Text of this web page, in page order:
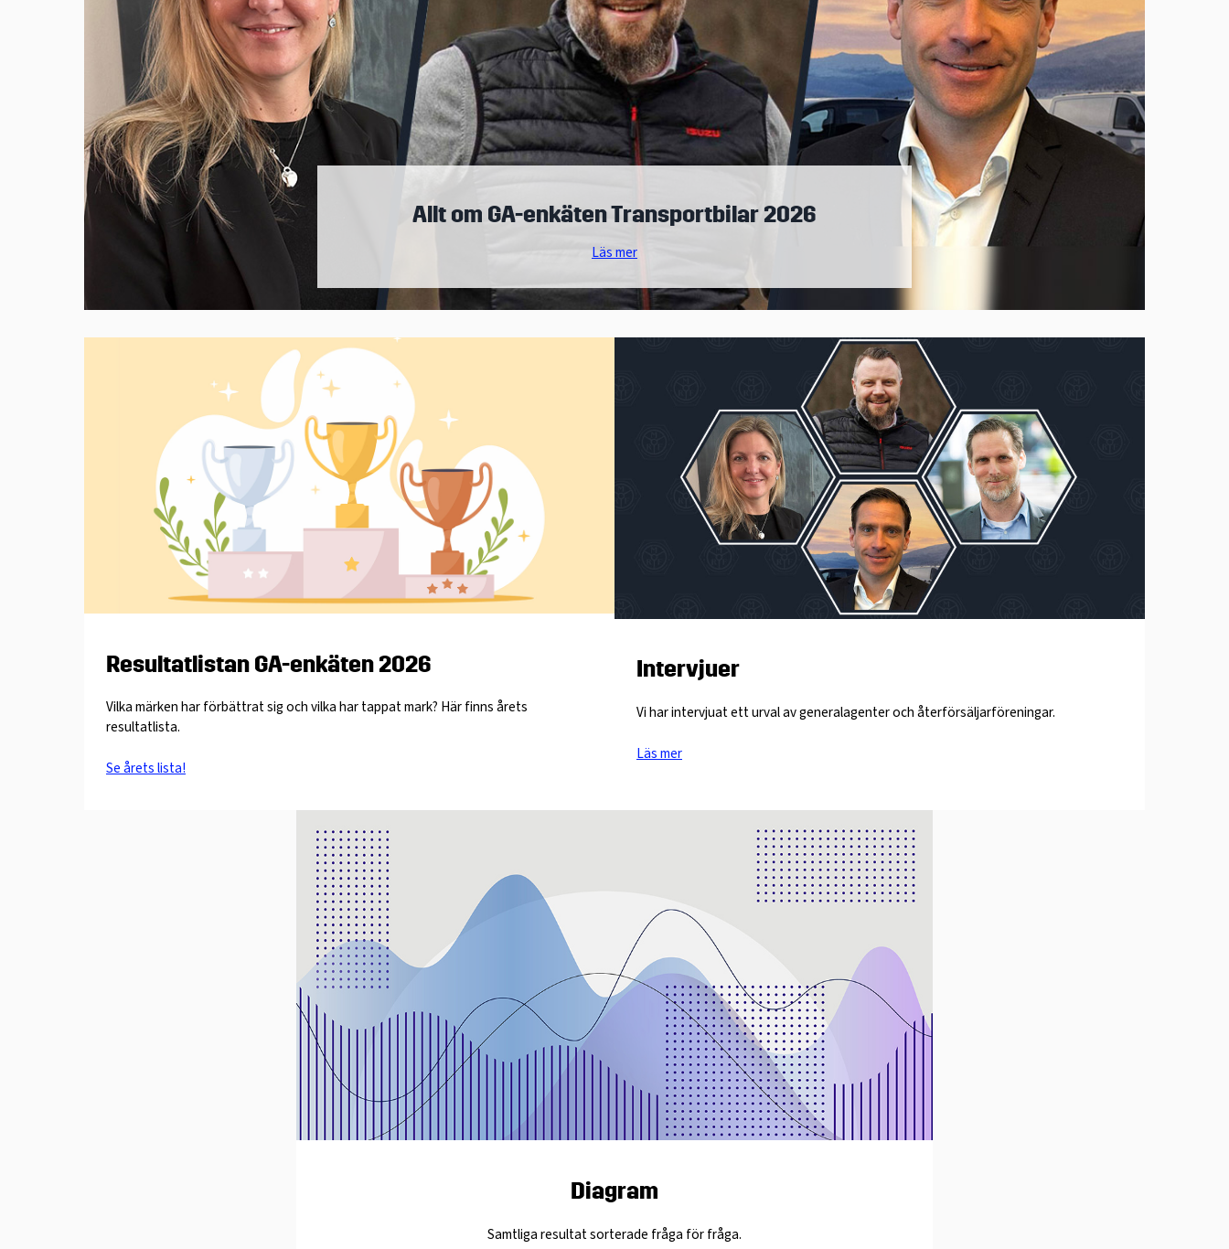
Bli ett MRF-företag
Bli ett MRF-företag
Medlemsavgift
Sök medlem
Kolla in dina medlemsförmåner
Rådgivning
Visa dina lediga jobb
Kampanj i sociala medier
Kampanjen fortsätter att rulla
Marknadsmaterial
Presentation MRF (pdf)
Broschyrer
GA-enkäten Tunga lastbilar 2026
Lack-& skadekonferensen
MRFs Bildagar och Branschdag
tunga fordon 2024
Allt om GA-enkäten Transportbilar 2026
Läs mer
Resultatlistan GA-enkäten 2026
Vilka märken har förbättrat sig och vilka har tappat mark? Här finns årets
resultatlista.
Se årets lista!
Intervjuer
Vi har intervjuat ett urval av generalagenter och återförsäljarföreningar.
Läs mer
Diagram
Samtliga resultat sorterade fråga för fråga.